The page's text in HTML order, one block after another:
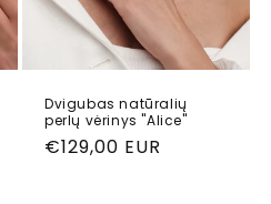
Dvigubas natūralių
perlų vėrinys "Alice"
Reguliari
€129,00 EUR